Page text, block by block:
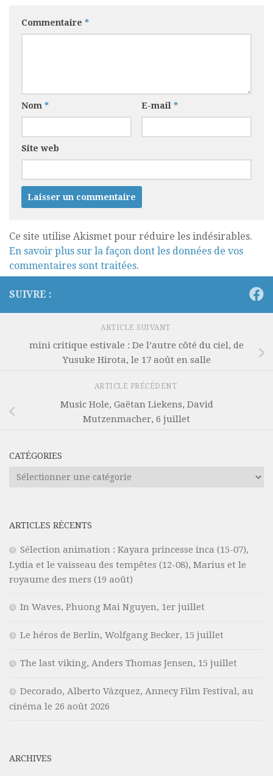
Commentaire *
Nom * E-mail *
Site web
Ce site utilise Akismet pour réduire les indésirables.
En savoir plus sur la façon dont les données de vos
commentaires sont traitées.
SUIVRE :
ARTICLE SUIVANT
mini critique estivale : De l’autre côté du ciel, de
Yusuke Hirota, le 17 août en salle
ARTICLE PRÉCÉDENT
Music Hole, Gaëtan Liekens, David
Mutzenmacher, 6 juillet
CATÉGORIES
Catégories
ARTICLES RÉCENTS
Sélection animation : Kayara princesse inca (15-07),
Lydia et le vaisseau des tempêtes (12-08), Marius et le
royaume des mers (19 août)
In Waves, Phuong Mai Nguyen, 1er juillet
Le héros de Berlin, Wolfgang Becker, 15 juillet
The last viking, Anders Thomas Jensen, 15 juillet
Decorado, Alberto Vázquez, Annecy Film Festival, au
cinéma le 26 août 2026
ARCHIVES